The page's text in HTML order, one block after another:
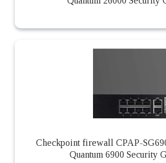
Checkpoint firewall CPAP-
Quantum 6900 Security